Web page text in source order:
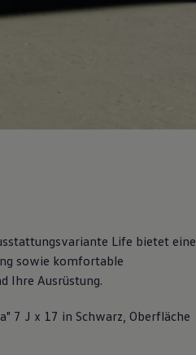
Flüssigkeiten
Karten und RadioLife bietet eine
sowie komfortable
Ihre Ausrüstung.
7 J x 17 in Schwarz, Oberfläche